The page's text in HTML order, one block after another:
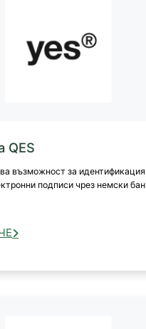
QES
възможност за
подписи чрез немски